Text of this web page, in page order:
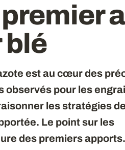
blé
est au cœur des
observés pour les
les stratégies
Le point sur les
des premiers apports.